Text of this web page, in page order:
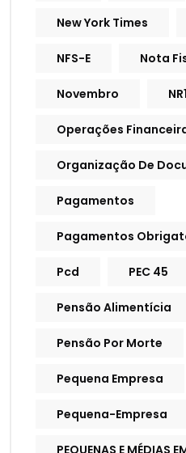
New York Times
NFS-E Nota
Novembro
Operações
Organização De
Pagamentos
Pagamentos
Pcd PEC 45
Pensão Alimentícia
Pensão Por Morte
Pequena Empresa
Pequena-Empresa